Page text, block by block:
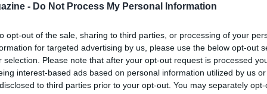
- Do Not Process My Personal Information
opt-out of the sale, sharing to third parties, or processing of your
for targeted advertising by us, please use the below opt-out
selection. Please note that after your opt-out request is processed
interest-based ads based on personal information utilized by us
to third parties prior to your opt-out. You may separately
lo scettro di miglior calciatore al
è il giocatore che ha fatto la storia del